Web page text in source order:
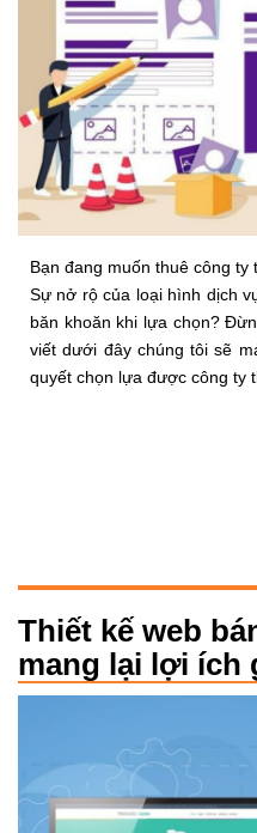
Bạn đang muốn thuê công
Sự nở rộ của loại hình dịch
băn khoăn khi lựa chọn?
viết dưới đây chúng tôi sẽ
quyết chọn lựa được công ty
Thiết kế web
mang lại lợi ích